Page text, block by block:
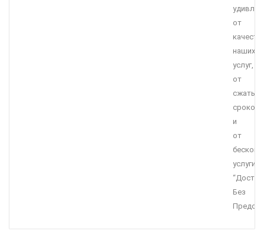
от
наших
услуг,
от
сжатых
сроков
и
от
услуги
Без